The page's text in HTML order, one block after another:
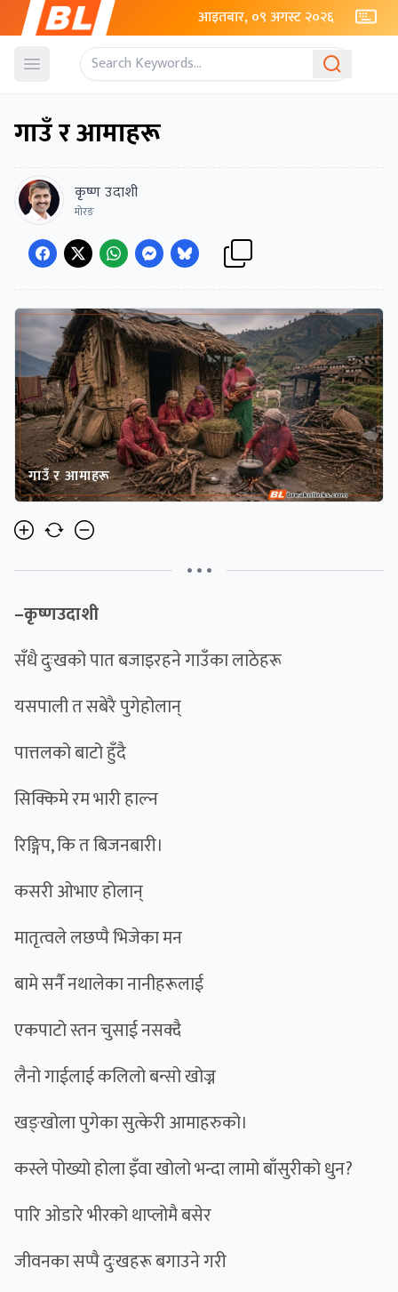
आइतबार, ०९ अगस्ट २०२६
Open menu
गाउँ र आमाहरू
कृष्ण उदाशी
मोरङ
गाउँ र आमाहरू
• • •
–कृष्णउदाशी
सँधै दुःखको पात बजाइरहने गाउँका लाठेहरू
यसपाली त सबेरै पुगेहोलान्
पात्तलको बाटो हुँदै
सिक्किमे रम भारी हाल्न
रिङ्गिप, कि त बिजनबारी।
कसरी ओभाए होलान्
मातृत्वले लछप्पै भिजेका मन
बामे सर्नै नथालेका नानीहरूलाई
एकपाटो स्तन चुसाई नसक्दै
लैनो गाईलाई कलिलो बन्सो खोज्न
खङ्खोला पुगेका सुत्केरी आमाहरुको।
कस्ले पोख्यो होला इँवा खोलो भन्दा लामो बाँसुरीको धुन?
पारि ओडारे भीरको थाप्लोमै बसेर
जीवनका सप्पै दुःखहरू बगाउने गरी